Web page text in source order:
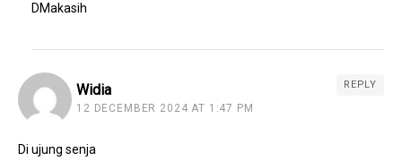
DMakasih
Widia
12 DECEMBER 2024 AT 1:47 PM
REPLY
Di ujung senja